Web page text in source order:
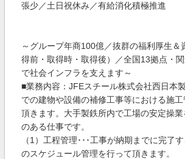
張少／土日祝休み／有給消化積極推進
～グループ年商100億／抜群の福利厚生＆
得前・取得時・取得後）／全国13拠点・
で社会インフラを支えます～
■業務内容：JFEスチール株式会社西日本
での建物や設備の補修工事等における施
頂きます。大手製鉄所内で工場の安定操
のある仕事です。
（1）工程管理･･･工事が納期までに完了
のスケジュール管理を行って頂きます。